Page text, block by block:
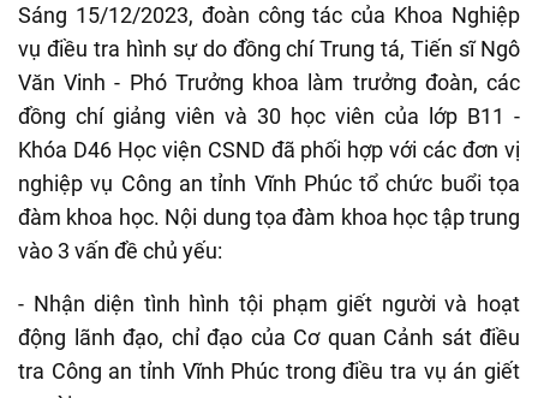
Sáng 15/12/2023, đoàn công tác của Khoa Nghiệp
vụ điều tra hình sự do đồng chí Trung tá, Tiến sĩ Ngô
Văn Vinh - Phó Trưởng khoa làm trưởng đoàn, các
đồng chí giảng viên và 30 học viên của lớp B11 -
Khóa D46 Học viện CSND đã phối hợp với các đơn vị
nghiệp vụ Công an tỉnh Vĩnh Phúc tổ chức buổi tọa
đàm khoa học. Nội dung tọa đàm khoa học tập trung
vào 3 vấn đề chủ yếu:
- Nhận diện tình hình tội phạm giết người và hoạt
động lãnh đạo, chỉ đạo của Cơ quan Cảnh sát điều
tra Công an tỉnh Vĩnh Phúc trong điều tra vụ án giết